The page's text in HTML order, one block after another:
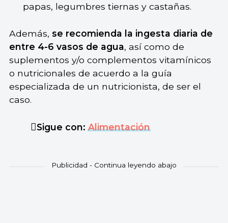
papas, legumbres tiernas y castañas.
Además, se recomienda la ingesta diaria de
entre 4-6 vasos de agua, así como de
suplementos y/o complementos vitamínicos
o nutricionales de acuerdo a la guía
especializada de un nutricionista, de ser el
caso.
Sigue con:Alimentación